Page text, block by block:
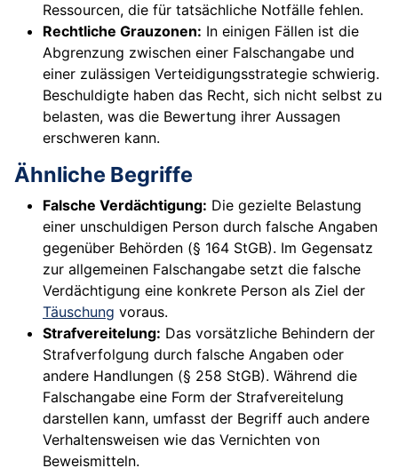
Ressourcen, die für tatsächliche Notfälle fehlen.
Rechtliche Grauzonen: In einigen Fällen ist die
Abgrenzung zwischen einer Falschangabe und
einer zulässigen Verteidigungsstrategie schwierig.
Beschuldigte haben das Recht, sich nicht selbst zu
belasten, was die Bewertung ihrer Aussagen
erschweren kann.
Ähnliche Begriffe
Falsche Verdächtigung: Die gezielte Belastung
einer unschuldigen Person durch falsche Angaben
gegenüber Behörden (§ 164 StGB). Im Gegensatz
zur allgemeinen Falschangabe setzt die falsche
Verdächtigung eine konkrete Person als Ziel der
Täuschung voraus.
Strafvereitelung: Das vorsätzliche Behindern der
Strafverfolgung durch falsche Angaben oder
andere Handlungen (§ 258 StGB). Während die
Falschangabe eine Form der Strafvereitelung
darstellen kann, umfasst der Begriff auch andere
Verhaltensweisen wie das Vernichten von
Beweismitteln.